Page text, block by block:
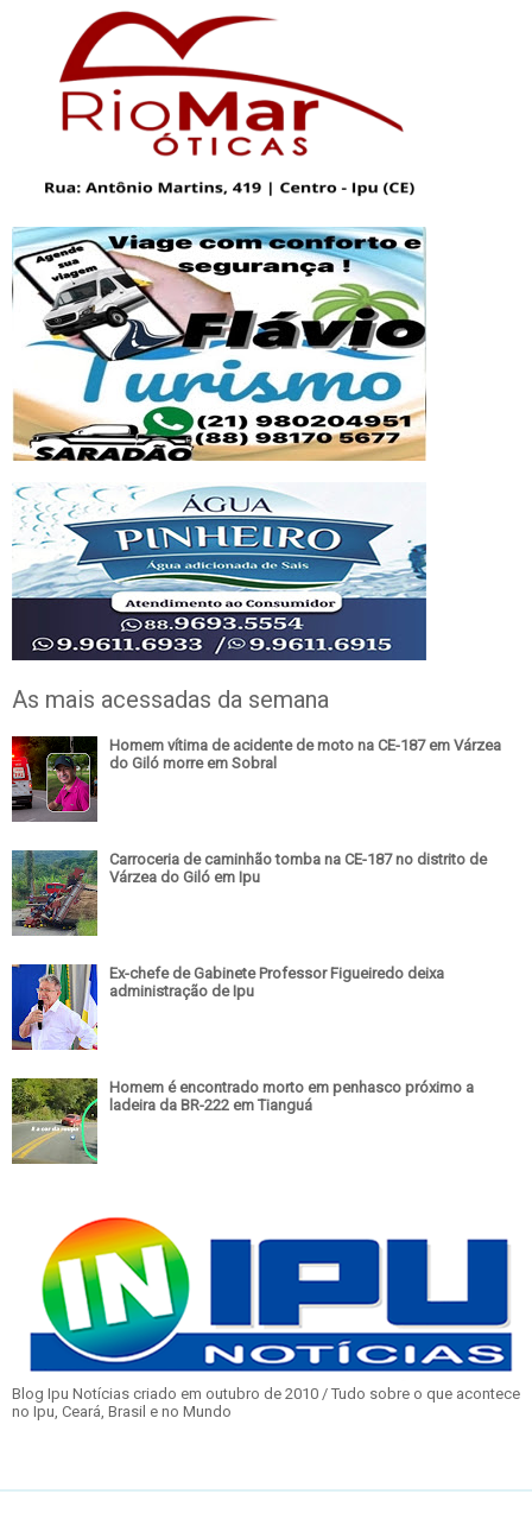
As mais acessadas da semana
Homem vítima de acidente de moto na CE-187 em Várzea
do Giló morre em Sobral
Carroceria de caminhão tomba na CE-187 no distrito de
Várzea do Giló em Ipu
Ex-chefe de Gabinete Professor Figueiredo deixa
administração de Ipu
Homem é encontrado morto em penhasco próximo a
ladeira da BR-222 em Tianguá
Blog Ipu Notícias criado em outubro de 2010 / Tudo sobre o que acontece
no Ipu, Ceará, Brasil e no Mundo